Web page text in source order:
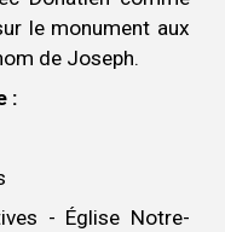
le monument aux
de Joseph.
:
- Église Notre-